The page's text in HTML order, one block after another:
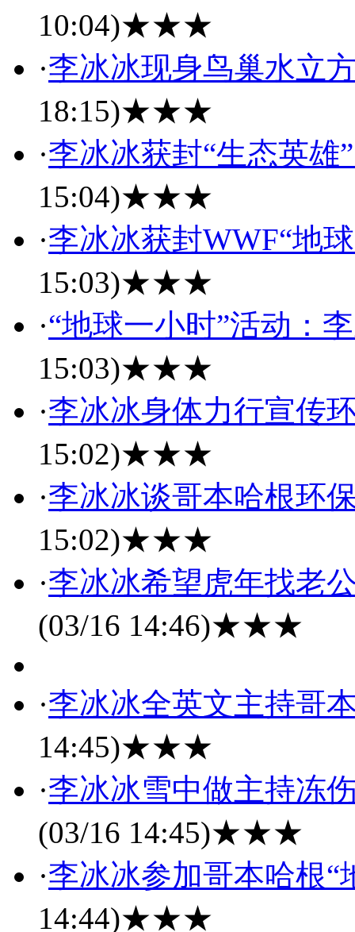
10:04)★★★
·李冰冰现身鸟巢水立
18:15)★★★
·李冰冰获封“生态英雄
15:04)★★★
·李冰冰获封WWF“地
15:03)★★★
·“地球一小时”活动：
15:03)★★★
·李冰冰身体力行宣传
15:02)★★★
·李冰冰谈哥本哈根环
15:02)★★★
·李冰冰希望虎年找老
(03/16 14:46)★★★
·李冰冰全英文主持哥
14:45)★★★
·李冰冰雪中做主持冻
(03/16 14:45)★★★
·李冰冰参加哥本哈根“
14:44)★★★